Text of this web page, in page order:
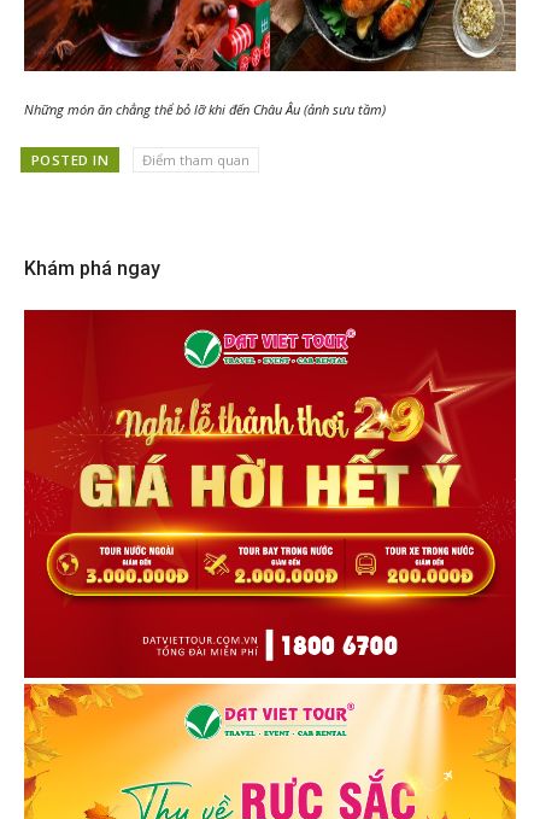
Những món ăn chẳng thể bỏ lỡ khi đến Châu Âu (ảnh sưu tầm)
POSTED IN Điểm tham quan
Khám phá ngay